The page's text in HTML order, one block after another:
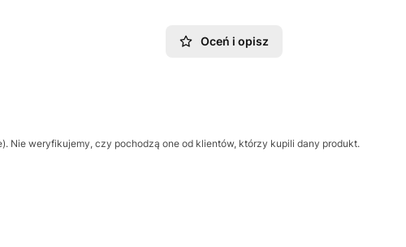
Oceń i opisz
Nie weryfikujemy, czy pochodzą one od klientów, którzy kupili dany produkt.